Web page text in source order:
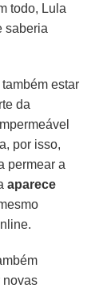
todo, Lula
saberia
estar
da
por isso,
permear a
aparece
novas